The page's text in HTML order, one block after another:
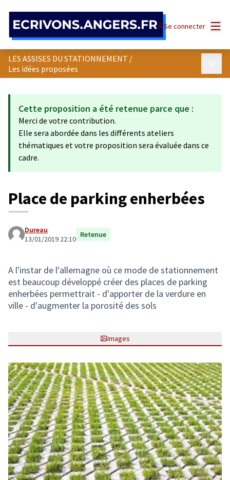
Se connecter
LES ASSISES DU STATIONNEMENT /
Les idées proposées
Cette proposition a été retenue parce que :
Merci de votre contribution.
Elle sera abordée dans les différents ateliers
thématiques et votre proposition sera évaluée dans ce
cadre.
Place de parking enherbées
Dureau
13/01/2019 22:10 Retenue
A l'instar de l'allemagne où ce mode de stationnement
est beaucoup développé créer des places de parking
enherbées permettrait - d'apporter de la verdure en
ville - d'augmenter la porosité des sols
Images